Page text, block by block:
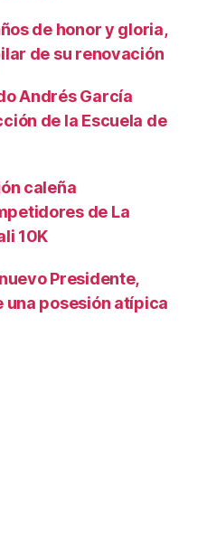
de honor y gloria,
de su renovación
Andrés García
de la Escuela de
caleña
de La
10K
Presidente,
una posesión atípica